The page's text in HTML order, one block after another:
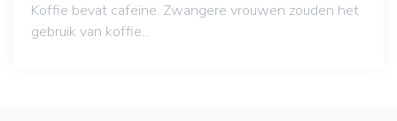
Koffie bevat cafeïne. Zwangere vrouwen zouden het
gebruik van koffie...